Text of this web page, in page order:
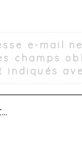
e-mail
champs
indiqués